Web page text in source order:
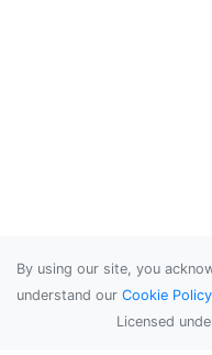
By using our site, you
understand our Cookie Policy
Licensed